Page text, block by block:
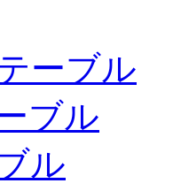
ーブル
ブル
ル